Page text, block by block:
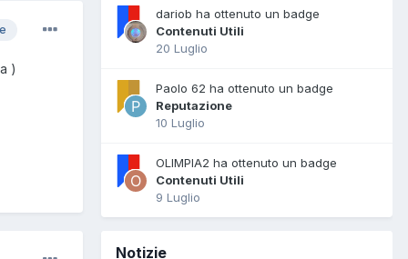
)
dariob ha ottenuto un badge
Contenuti Utili
20 Luglio
Paolo 62 ha ottenuto un badge
Reputazione
10 Luglio
OLIMPIA2 ha ottenuto un badge
Contenuti Utili
9 Luglio
Notizie